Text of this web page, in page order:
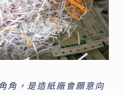
角，是造紙廠會願意向